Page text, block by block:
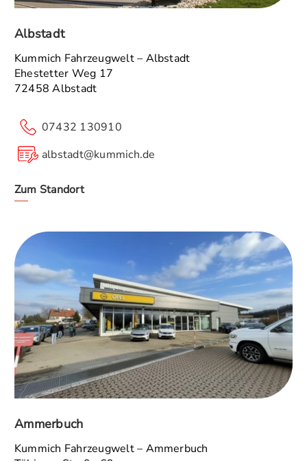
Albstadt
Kummich Fahrzeugwelt – Albstadt
Ehestetter Weg 17
72458 Albstadt
07432 130910
albstadt@kummich.de
Zum Standort
Ammerbuch
Kummich Fahrzeugwelt – Ammerbuch